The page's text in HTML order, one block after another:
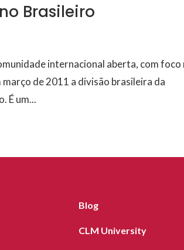
Brasileiro
internacional aberta, com foco
de 2011 a divisão brasileira da
É um...
Blog
CLM University